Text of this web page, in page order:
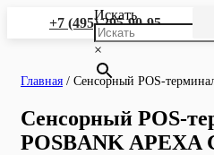
+7 (495) 295-90-95
Искать
×
Главная / Сенсорный POS-
Сенсорный POS-
POSBANK APEXA